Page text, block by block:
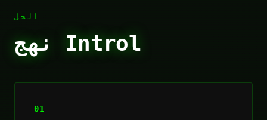
الحل
نهج Introl
01